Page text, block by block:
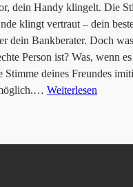
dein Handy klingelt. Die
klingt vertraut – dein
dein Bankberater. Doch
Person ist? Was, wenn
Stimme deines Freundes
Weiterlesen